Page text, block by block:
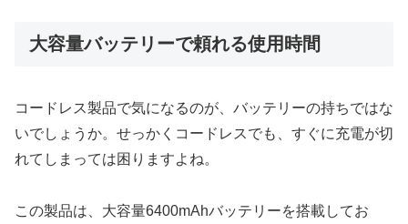
大容量バッテリーで頼れる使用時間
コードレス製品で気になるのが、バッテリーの持ちではな
いでしょうか。せっかくコードレスでも、すぐに充電が切
れてしまっては困りますよね。
この製品は、大容量6400mAhバッテリーを搭載してお